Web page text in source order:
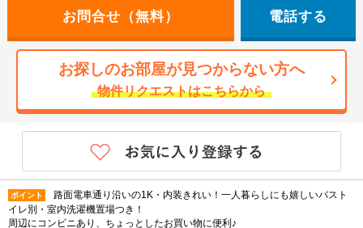
電話する
お探しのお部屋が見つからない方へ
物件リクエストはこちらから
ポイント
路面電車通り沿いの1K・内装きれい！一人暮らしにも嬉しいバスト
イレ別・室内洗濯機置場つき！
周辺にコンビニあり、ちょっとしたお買い物に便利♪